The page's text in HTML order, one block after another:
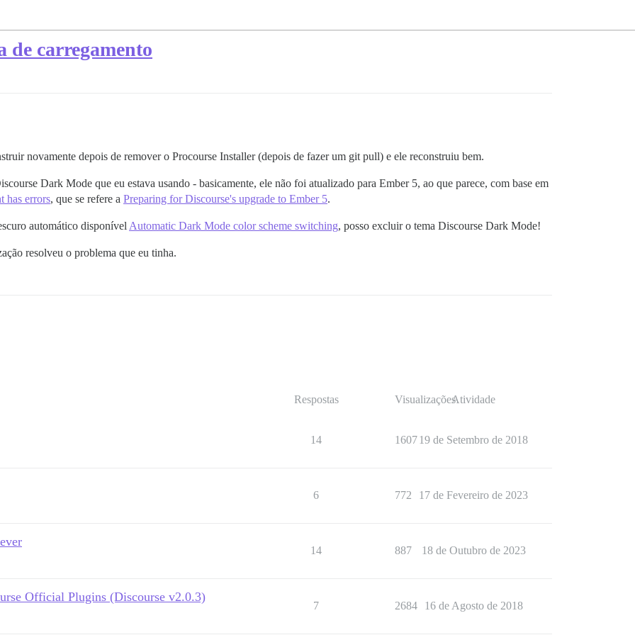
de carregamento
novamente depois de remover o Procourse Installer (depois de fazer um git pull) e ele reconstruiu bem.
Dark Mode que eu estava usando - basicamente, ele não foi atualizado para Ember 5, ao que parece, com base em
has errors, que se refere a Preparing for Discourse's upgrade to Ember 5.
automático disponível Automatic Dark Mode color scheme switching, posso excluir o tema Discourse Dark Mode!
resolveu o problema que eu tinha.
Respostas VisualizaçõesAtividade
14 160719 de Setembro de 2018
6 772 17 de Fevereiro de 2023
14 887 18 de Outubro de 2023
Official Plugins (Discourse v2.0.3)
7 2684 16 de Agosto de 2018